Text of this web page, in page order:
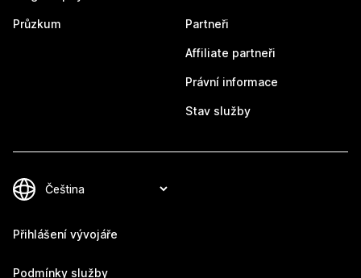
Průzkum Partneři
Affiliate partneři
Právní informace
Stav služby
Přihlášení vývojáře
Podmínky služby